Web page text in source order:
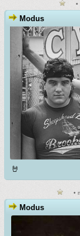
Modus
🤘
•
Modus